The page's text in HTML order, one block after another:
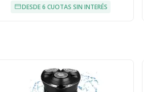
DESDE 6 CUOTAS SIN INTERÉS